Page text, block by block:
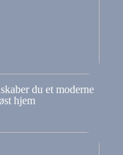
du et moderne
hjem